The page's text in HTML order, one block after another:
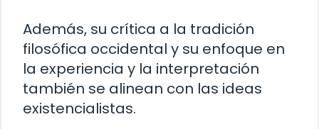
Además, su crítica a la tradición
filosófica occidental y su enfoque en
la experiencia y la interpretación
también se alinean con las ideas
existencialistas.